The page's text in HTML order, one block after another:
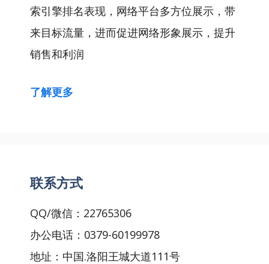
索引擎排名表现，网络平台多方位展示，带
来目标流量，进而促进网络形象展示，提升
销售和利润
了解更多
联系方式
QQ/微信：22765306
办公电话：0379-60199978
地址：中国.洛阳王城大道111号